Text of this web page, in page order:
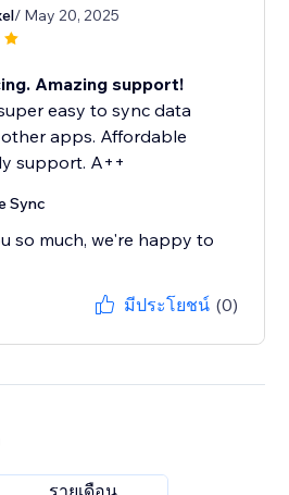
/ May 20, 2025
Amazing support!
easy to sync data
apps. Affordable
support. A++
Sync
so much, we're happy to
มีประโยชน์ (0)